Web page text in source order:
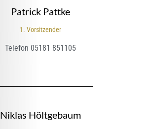
Patrick Pattke
1. Vorsitzender
Telefon 05181 851105
Niklas Höltgebaum